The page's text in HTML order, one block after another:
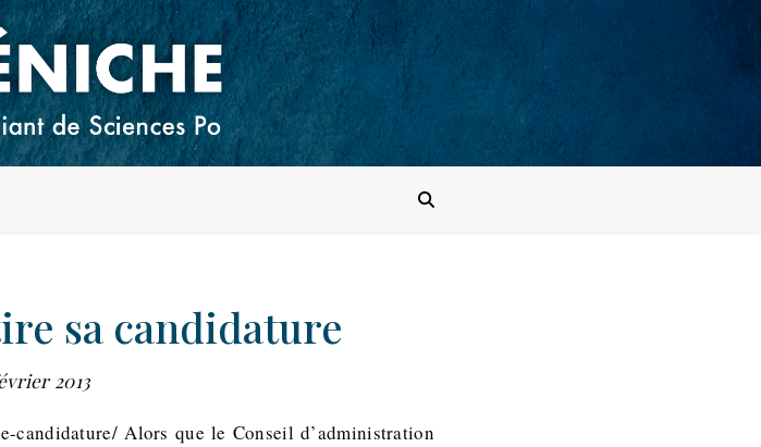
sa candidature
2013
candidature/ Alors que le Conseil d’administration